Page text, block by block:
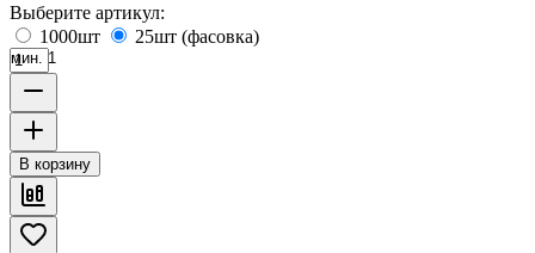
Выберите артикул:
1000шт
25шт (фасовка)
мин. 1
В корзину